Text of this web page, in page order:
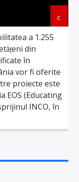
a 1.255
din
în
vor fi oferite
proiecte este
EOS (Educating
INCO, în